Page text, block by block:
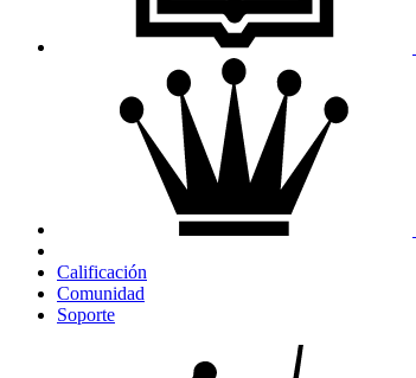
Calificación
Comunidad
Soporte